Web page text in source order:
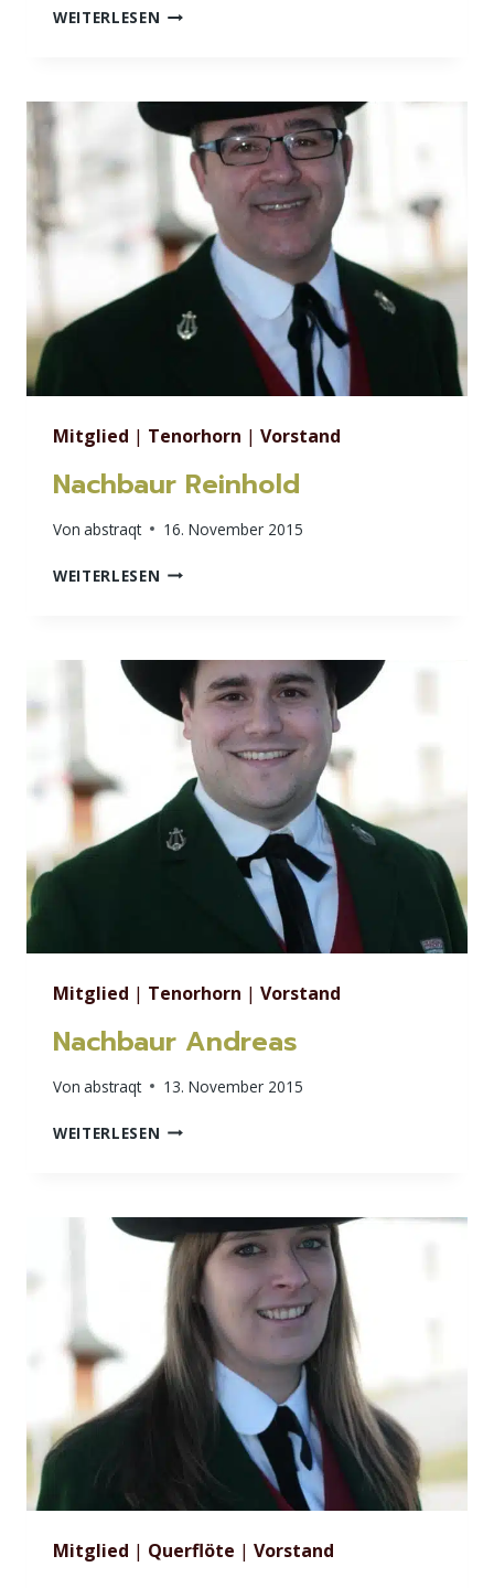
WEITERLESEN SUMMER
Mitglied | Tenorhorn | Vorstand
Nachbaur Reinhold
Von abstraqt 16. November 2015
WEITERLESEN NACHBAUR
Mitglied | Tenorhorn | Vorstand
Nachbaur Andreas
Von abstraqt 13. November 2015
WEITERLESEN NACHBAUR
Mitglied | Querflöte | Vorstand